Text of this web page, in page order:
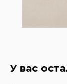
У вас